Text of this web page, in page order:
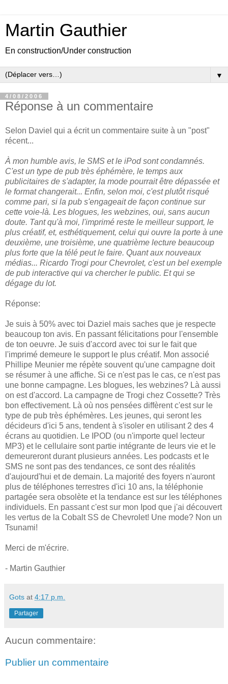
Martin Gauthier
En construction/Under construction
▼
4/08/2006
Réponse à un commentaire
Selon Daviel qui a écrit un commentaire suite à un "post"
récent...
À mon humble avis, le SMS et le iPod sont condamnés.
C'est un type de pub très éphémère, le temps aux
publicitaires de s'adapter, la mode pourrait être dépassée et
le format changerait... Enfin, selon moi, c'est plutôt risqué
comme pari, si la pub s'engageait de façon continue sur
cette voie-là. Les blogues, les webzines, oui, sans aucun
doute. Tant qu'à moi, l'imprimé reste le meilleur support, le
plus créatif, et, esthétiquement, celui qui ouvre la porte à une
deuxième, une troisième, une quatrième lecture beaucoup
plus forte que la télé peut le faire. Quant aux nouveaux
médias... Ricardo Trogi pour Chevrolet, c'est un bel exemple
de pub interactive qui va chercher le public. Et qui se
dégage du lot.
Réponse:
Je suis à 50% avec toi Daziel mais saches que je respecte
beaucoup ton avis. En passant félicitations pour l'ensemble
de ton oeuvre. Je suis d'accord avec toi sur le fait que
l'imprimé demeure le support le plus créatif. Mon associé
Phillipe Meunier me répète souvent qu'une campagne doit
se résumer à une affiche. Si ce n'est pas le cas, ce n'est pas
une bonne campagne. Les blogues, les webzines? Là aussi
on est d'accord. La campagne de Trogi chez Cossette? Très
bon effectivement. Là où nos pensées diffèrent c'est sur le
type de pub très éphémères. Les jeunes, qui seront les
décideurs d'ici 5 ans, tendent à s'isoler en utilisant 2 des 4
écrans au quotidien. Le IPOD (ou n'importe quel lecteur
MP3) et le cellulaire sont partie intégrante de leurs vie et le
demeureront durant plusieurs années. Les podcasts et le
SMS ne sont pas des tendances, ce sont des réalités
d'aujourd'hui et de demain. La majorité des foyers n'auront
plus de téléphones terrestres d'ici 10 ans, la téléphonie
partagée sera obsolète et la tendance est sur les téléphones
individuels. En passant c'est sur mon Ipod que j'ai découvert
les vertus de la Cobalt SS de Chevrolet! Une mode? Non un
Tsunami!
Merci de m'écrire.
- Martin Gauthier
Gots at 4:17 p.m.
Partager
Aucun commentaire:
Publier un commentaire